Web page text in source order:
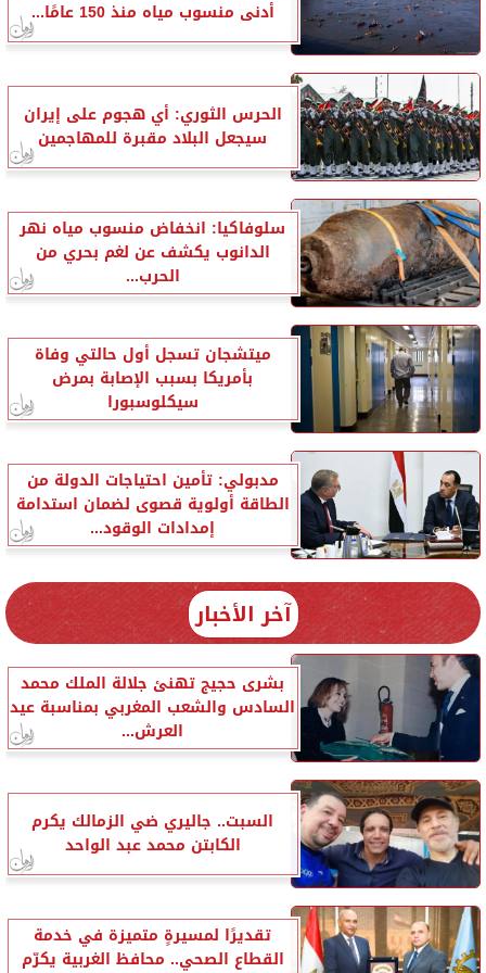
أدنى منسوب مياه منذ 150 عامًا...
الحرس الثوري: أي هجوم على إيران
سيجعل البلاد مقبرة للمهاجمين
سلوفاكيا: انخفاض منسوب مياه نهر
الدانوب يكشف عن لغم بحري من
الحرب...
ميتشجان تسجل أول حالتي وفاة
بأمريكا بسبب الإصابة بمرض
سيكلوسبورا
مدبولي: تأمين احتياجات الدولة من
الطاقة أولوية قصوى لضمان استدامة
إمدادات الوقود...
آخر الأخبار
بشرى حجيج تهنئ جلالة الملك محمد
السادس والشعب المغربي بمناسبة عيد
العرش...
السبت.. جاليري ضي الزمالك يكرم
الكابتن محمد عبد الواحد
تقديرًا لمسيرةٍ متميزة في خدمة
القطاع الصحي.. محافظ الغربية يكرّم